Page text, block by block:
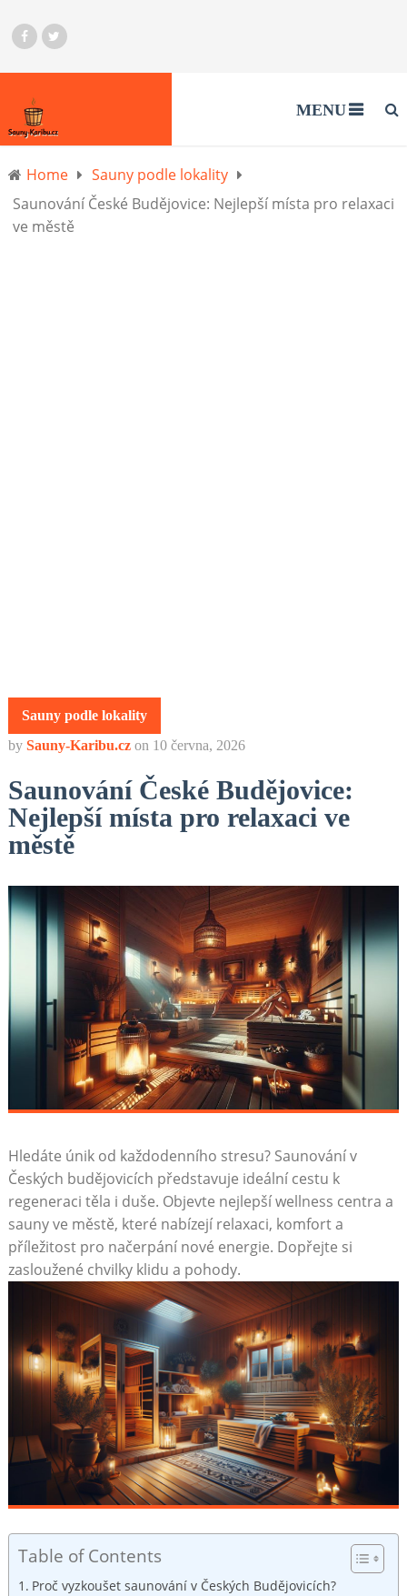
MENU
Home
Sauny podle lokality
Saunování České Budějovice: Nejlepší místa pro relaxaci
ve městě
Sauny podle lokality
by Sauny-Karibu.cz on 10 června, 2026
Saunování České Budějovice:
Nejlepší místa pro relaxaci ve
městě
Hledáte únik od každodenního stresu? Saunování v
Českých budějovicích představuje ideální cestu k
regeneraci těla i⁢ duše. Objevte nejlepší wellness centra a
sauny⁤ ve městě, které nabízejí relaxaci, komfort a
příležitost pro načerpání nové energie. Dopřejte si
zasloužené‍ chvilky klidu a pohody.
Table of Contents
Proč vyzkoušet saunování v Českých Budějovicích?